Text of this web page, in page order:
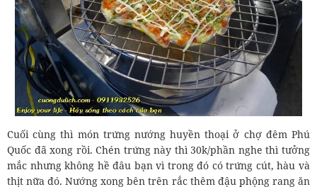
Cuối cùng thì món trứng nướng huyền thoại ở chợ đêm Phú
Quốc đã xong rồi. Chén trứng này thì 30k/phần nghe thì tưởng
mắc nhưng không hề đâu bạn vì trong đó có trứng cút, hàu và
thịt nữa đó. Nướng xong bên trên rắc thêm đậu phộng rang ăn